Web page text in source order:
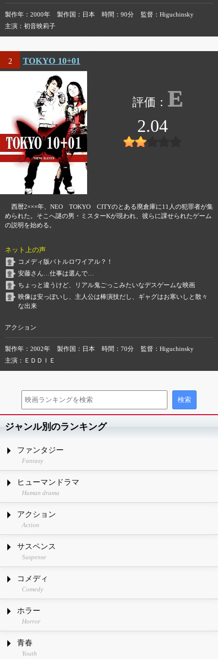
製作年 2000年 製作国 日本 時間 90分 監督
Higuchinsky
主演
初音映莉子
2 TOKYO 10+01
E
2.04
西暦2×××年、NEO TOKYO CITYのとある廃倉庫に11人の犯罪者が集
められた。そこへ謎の男・ミスターKが現われ、彼らに課せられたゲーム
の説明を始める。
ネット上の声
コメディ版バトルロワイアル？！
安藤さん…仕事は選んで…
ちょっと違うけど、リアル鬼ごっこみたいなデスゲームな映画
映像は安っぽいし、主人公は棒演技だし、ギャグはお寒いしと散々
な出来
アクション
製作年 2002年 製作国 日本 時間 70分 監督
Higuchinsky
主演
ＥＤＤＩＥ
ジャンル別のランキング
ファンタジー
Fantasy
ヒューマンドラマ
Human drama
アクション
Action
サスペンス
Suspense
コメディ
Comedy
ホラー
Horror
青春
Youth